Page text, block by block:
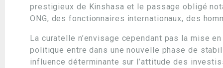
prestigieux de Kinshasa et le passage obligé
ONG, des fonctionnaires internationaux, des
La curatelle n’envisage cependant pas la mise
politique entre dans une nouvelle phase de
influence déterminante sur l’attitude des